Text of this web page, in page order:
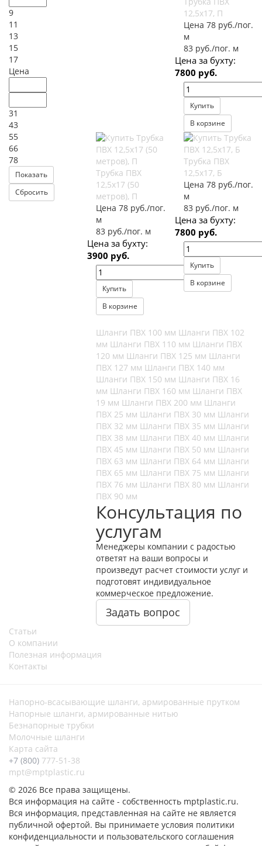
9
11
13
15
17
Цена
31
43
55
66
78
12,5х17, П
Цена 78 руб./пог.
м
83 руб./пог. м
Цена за бухту:
7800 руб.
Купить
В корзине
Трубка ПВХ
12,5х17 (50
метров), П
Цена 78 руб./пог.
м
83 руб./пог. м
Цена за бухту:
3900 руб.
Купить
В корзине
Трубка ПВХ
12,5х17, Б
Цена 78 руб./пог.
м
83 руб./пог. м
Цена за бухту:
7800 руб.
Купить
В корзине
Шланги ПВХ 100 мм Шланги ПВХ 102
мм Шланги ПВХ 110 мм Шланги ПВХ
120 мм Шланги ПВХ 125 мм Шланги
ПВХ 127 мм Шланги ПВХ 140 мм
Шланги ПВХ 150 мм Шланги ПВХ 16
мм Шланги ПВХ 160 мм Шланги ПВХ
19 мм Шланги ПВХ 200 мм Шланги
ПВХ 25 мм Шланги ПВХ 30 мм Шланги
ПВХ 32 мм Шланги ПВХ 35 мм Шланги
ПВХ 38 мм Шланги ПВХ 40 мм Шланги
ПВХ 45 мм Шланги ПВХ 50 мм Шланги
ПВХ 63 мм Шланги ПВХ 64 мм Шланги
ПВХ 65 мм Шланги ПВХ 75 мм Шланги
ПВХ 76 мм Шланги ПВХ 80 мм Шланги
ПВХ 90 мм
Консультация по
услугам
Менеджеры компании с радостью
ответят на ваши вопросы и
произведут расчет стоимости услуг и
подготовят индивидуальное
коммерческое предложение.
Задать вопрос
Статьи
О компании
Полезная информация
Контакты
Напорно-всасывающие шланги, армированные прутком
Напорные шланги, армированные нитью
Безнапорные трубки
Молочные шланги
Карта сайта
+7 (800) 777-51-38
mpt@mptplastic.ru
© 2026 Все права защищены.
Вся информация на сайте - собственность mptplastic.ru.
Вся информация, представленная на сайте не является
публичной офертой. Вы принимаете условия политики
конфиденциальности и пользовательского соглашения